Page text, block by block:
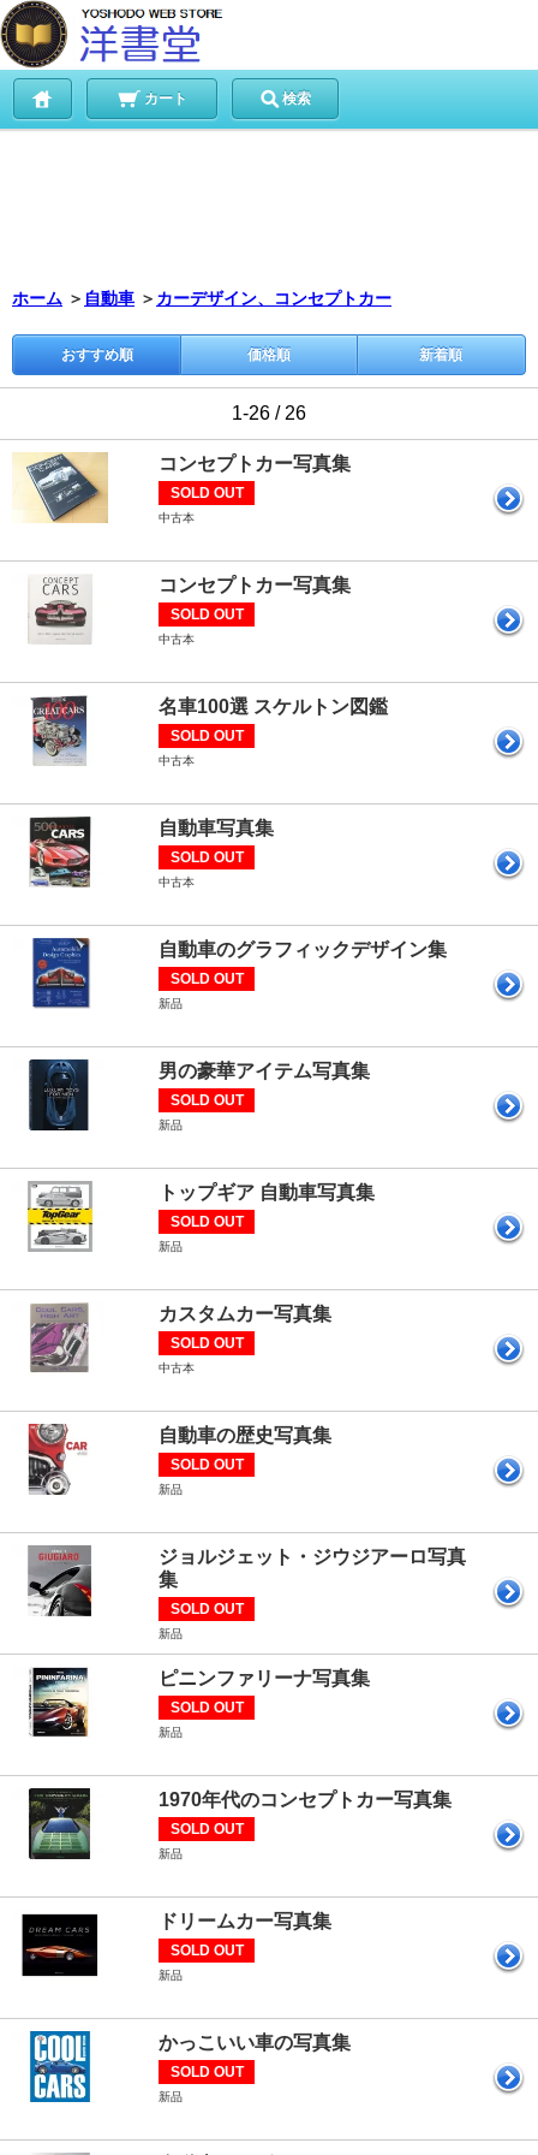
カート 検索
ホーム ＞ 自動車 ＞ カーデザイン、コンセプトカー
おすすめ順 価格順 新着順
1-26 / 26
コンセプトカー写真集
SOLD OUT
中古本
コンセプトカー写真集
SOLD OUT
中古本
名車100選 スケルトン図鑑
SOLD OUT
中古本
自動車写真集
SOLD OUT
中古本
自動車のグラフィックデザイン集
SOLD OUT
新品
男の豪華アイテム写真集
SOLD OUT
新品
トップギア 自動車写真集
SOLD OUT
新品
カスタムカー写真集
SOLD OUT
中古本
自動車の歴史写真集
SOLD OUT
新品
ジョルジェット・ジウジアーロ写真
集
SOLD OUT
新品
ピニンファリーナ写真集
SOLD OUT
新品
1970年代のコンセプトカー写真集
SOLD OUT
新品
ドリームカー写真集
SOLD OUT
新品
かっこいい車の写真集
SOLD OUT
新品